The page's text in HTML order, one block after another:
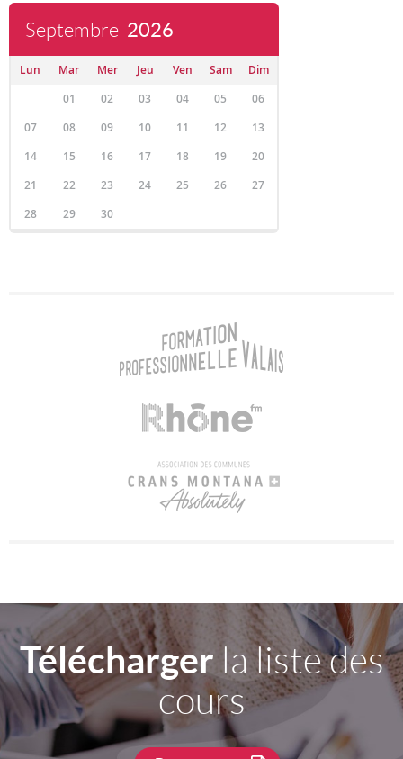
Septembre 2026
Lun Mar Mer Jeu Ven Sam
Dim
01
02 03 04 05
06
07
08 09 10 11 12
13
14
15 16 17 18 19
20
21
22 23 24 25 26
27
28
29 30
Téléchargerla liste des
cours